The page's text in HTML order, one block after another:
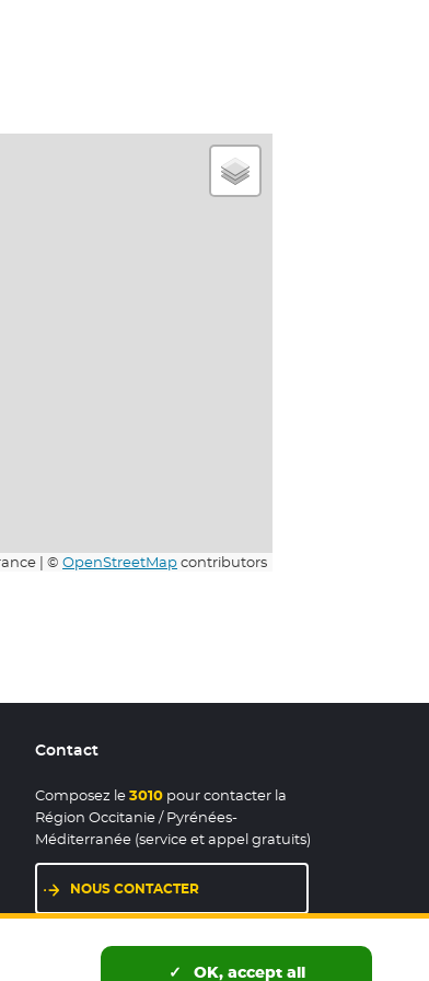
| ©OpenStreetMap contributors
Contact
Composez le3010pour contacter la
Région Occitanie / Pyrénées-
Méditerranée (service et appel gratuits)
NOUS CONTACTER
LES MAISONS DE RÉGION
OK, accept all